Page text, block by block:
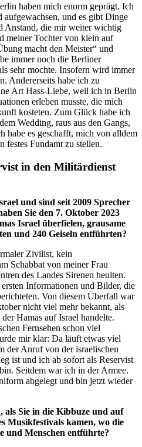
haben mich enorm geprägt. Ich
und es gibt Dinge
Anstand, die mir weiter wichtig
meiner Tochter von klein auf
macht den Meister“ und
immer noch die Berliner
sehr mochte. Insofern wird immer
Andererseits habe ich zu
Art Hass-Liebe, weil ich in Berlin
erleben musste, die mich
kosteten. Zum Glück habe ich
Wedding, raus aus den Gangs,
habe es geschafft, mich von alldem
festes Fundamt zu stellen.
in den Militärdienst
und sind seit 2009 Sprecher
Sie den 7. Oktober 2023
Israel überfielen, grausame
und 240 Geiseln entführten?
Zivilist, kein
Schabbat von meiner Frau
des Landes Sirenen heulten.
Informationen und Bilder, die
Von diesem Überfall war
nicht viel mehr bekannt, als
Hamas auf Israel handelte.
Fernsehen schon viel
mir klar: Da läuft etwas viel
der Anruf von der israelischen
ist und ich ab sofort als Reservist
Seitdem war ich in der Armee.
abgelegt und bin jetzt wieder
als Sie in die Kibbuze und auf
Musikfestivals kamen, wo die
und Menschen entführte?